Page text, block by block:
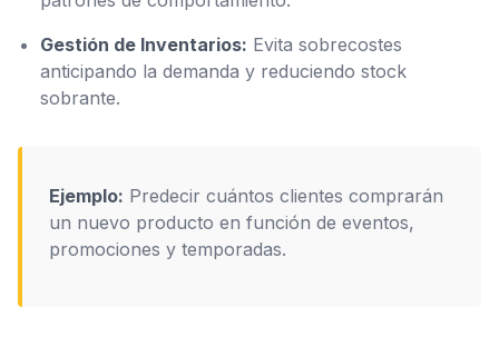
Gestión de Inventarios: Evita sobrecostes
anticipando la demanda y reduciendo stock
sobrante.
Ejemplo: Predecir cuántos clientes comprarán
un nuevo producto en función de eventos,
promociones y temporadas.